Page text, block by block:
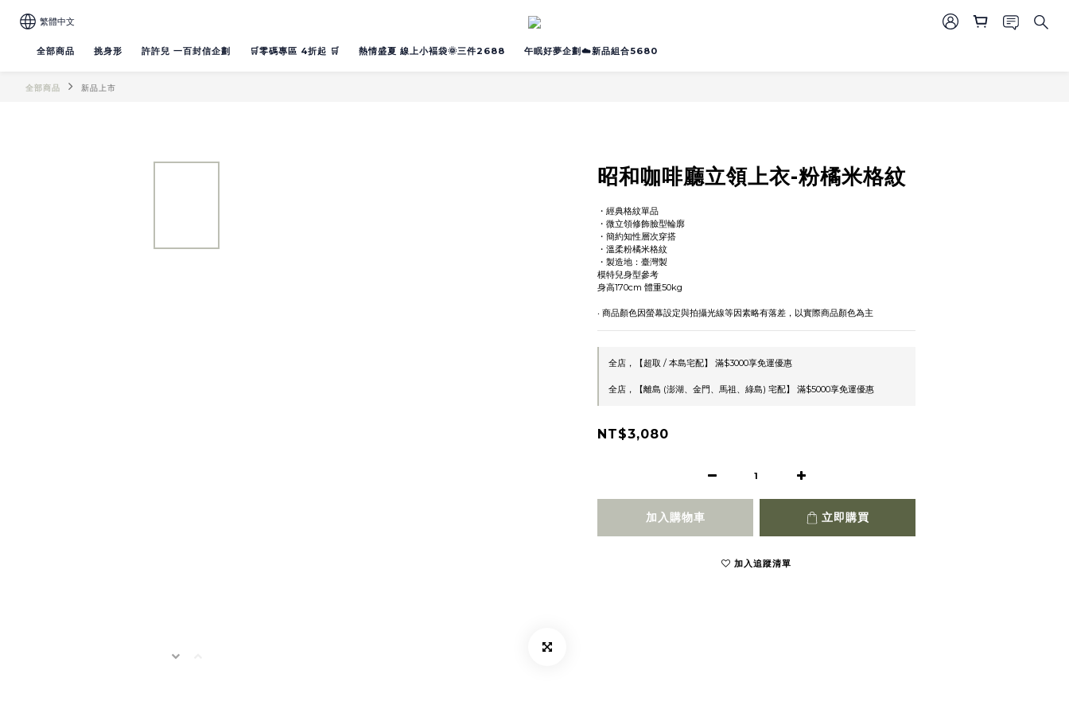
繁體中文
全部商品 挑身形 許許兒 一百封信企劃 🛒零碼專區 4折起 🛒 熱情盛夏 線上小褔袋🌞三件2688 午眠好夢企劃☁️新品組合5680
全部商品 新品上市
昭和咖啡廳立領上衣-粉橘米格紋
・經典格紋單品
・微立領修飾臉型輪廓
・簡約知性層次穿搭
・溫柔粉橘米格紋
・製造地：臺灣製
模特兒身型參考
身高170cm 體重50kg
‧ 商品顏色因螢幕設定與拍攝光線等因素略有落差，以實際商品顏色為主
全店，【超取 / 本島宅配】 滿$3000享免運優惠
全店，【離島 (澎湖、金門、馬祖、綠島) 宅配】 滿$5000享免運優惠
NT$3,080
加入購物車 立即購買
加入追蹤清單